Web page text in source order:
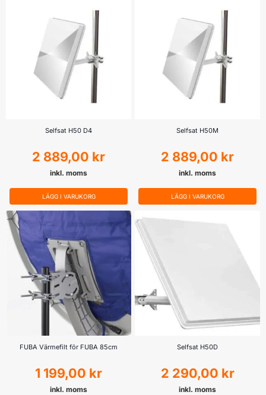
Selfsat H50 D4
2 889,00 kr
inkl. moms
LÄGG I VARUKORG
Selfsat H50M
2 889,00 kr
inkl. moms
LÄGG I VARUKORG
FUBA Värmefilt för FUBA 85cm
1 199,00 kr
inkl. moms
Selfsat H50D
2 290,00 kr
inkl. moms